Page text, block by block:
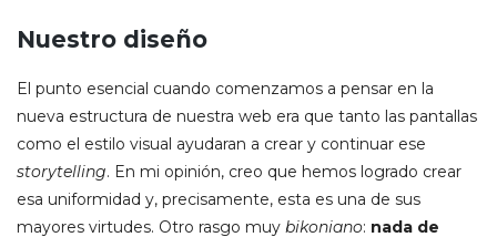
Nuestro diseño
El punto esencial cuando comenzamos a pensar en la
nueva estructura de nuestra web era que tanto las pantallas
como el estilo visual ayudaran a crear y continuar ese
storytelling. En mi opinión, creo que hemos logrado crear
esa uniformidad y, precisamente, esta es una de sus
mayores virtudes. Otro rasgo muy bikoniano: nada de